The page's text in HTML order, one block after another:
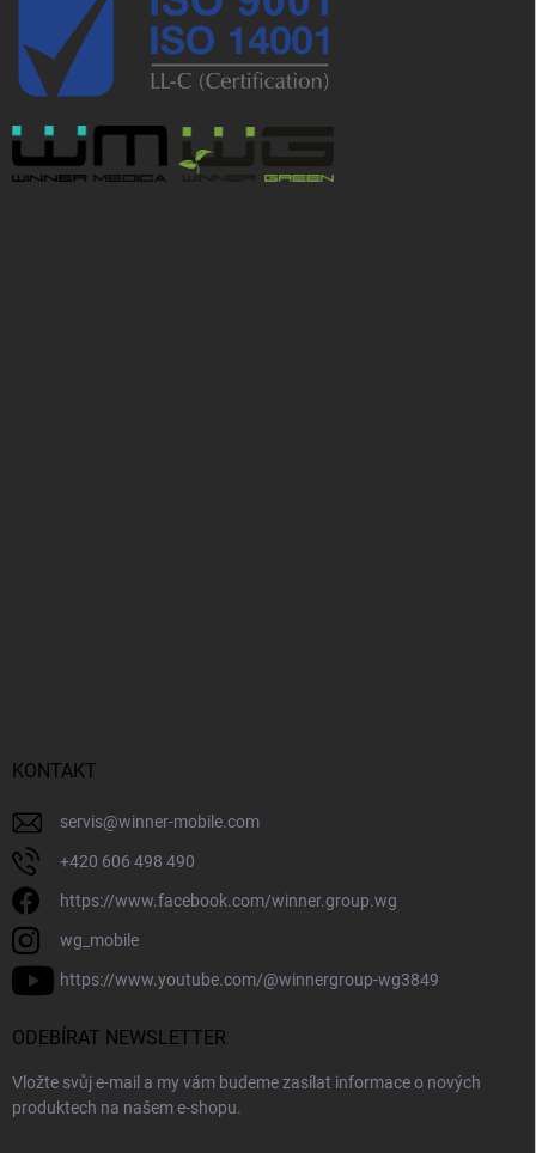
KONTAKT
servis@winner-mobile.com
+420 606 498 490
https://www.facebook.com/winner.group.wg
wg_mobile
https://www.youtube.com/@winnergroup-wg3849
ODEBÍRAT NEWSLETTER
Vložte svůj e-mail a my vám budeme zasílat informace o nových
produktech na našem e-shopu.